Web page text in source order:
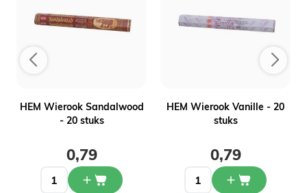
HEM Wierook Sandalwood
- 20 stuks
0,79
HEM Wierook Vanille - 20
stuks
0,79